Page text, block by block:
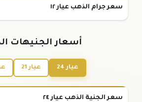
سعر جرام الذهب عيار ١٢
أسعار الجنيهات
عيار 24 عيار 21
سعر الجنية الذهب عيار ٢٤